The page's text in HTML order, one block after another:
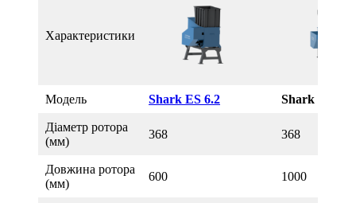
Характеристики
Модель Shark ES 6.2 Shark ES
Діаметр ротора
(мм)
368 368
Довжина ротора
(мм)
600 1000